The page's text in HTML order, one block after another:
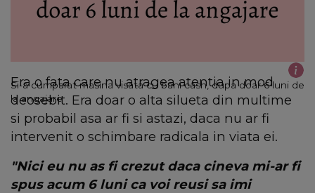
Si-a cumparat masina visata cu bani cash, dupa doar 6 luni de
la angajare
Era o fata care nu atragea atentia in mod
deosebit. Era doar o alta silueta din multime
si probabil asa ar fi si astazi, daca nu ar fi
intervenit o schimbare radicala in viata ei.
"Nici eu nu as fi crezut daca cineva mi-ar fi
spus acum 6 luni ca voi reusi sa imi